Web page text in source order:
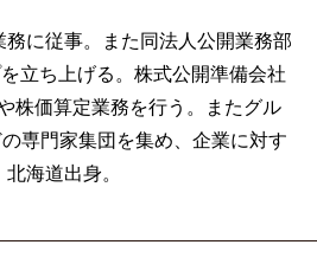
に従事。また同法人公開業務部
立ち上げる。株式公開準備会社
株価算定業務を行う。またグル
専門家集団を集め、企業に対す
海道出身。